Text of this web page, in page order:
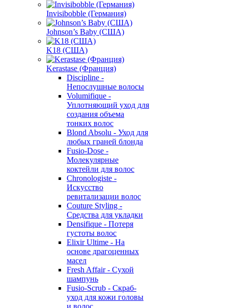
Invisibobble (Германия)
Johnson’s Baby (США)
K18 (США)
Kerastase (Франция)
Discipline -
Непослушные волосы
Volumifique -
Уплотняющий уход для
создания объема
тонких волос
Blond Absolu - Уход для
любых граней блонда
Fusio-Dose -
Молекулярные
коктейли для волос
Chronologiste -
Искусство
ревитализации волос
Couture Styling -
Средства для укладки
Densifique - Потеря
густоты волос
Elixir Ultime - На
основе драгоценных
масел
Fresh Affair - Сухой
шампунь
Fusio-Scrub - Скраб-
уход для кожи головы
и волос